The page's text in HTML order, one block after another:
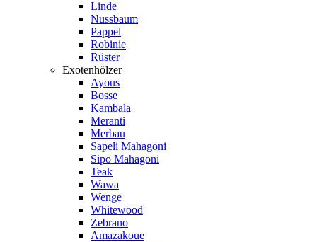
Linde
Nussbaum
Pappel
Robinie
Rüster
Exotenhölzer
Ayous
Bosse
Kambala
Meranti
Merbau
Sapeli Mahagoni
Sipo Mahagoni
Teak
Wawa
Wenge
Whitewood
Zebrano
Amazakoue